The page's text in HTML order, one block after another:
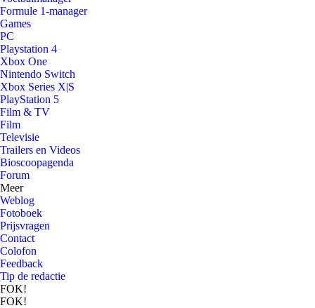
Formule 1-manager
Games
PC
Playstation 4
Xbox One
Nintendo Switch
Xbox Series X|S
PlayStation 5
Film & TV
Film
Televisie
Trailers en Videos
Bioscoopagenda
Forum
Meer
Weblog
Fotoboek
Prijsvragen
Contact
Colofon
Feedback
Tip de redactie
FOK!
FOK!